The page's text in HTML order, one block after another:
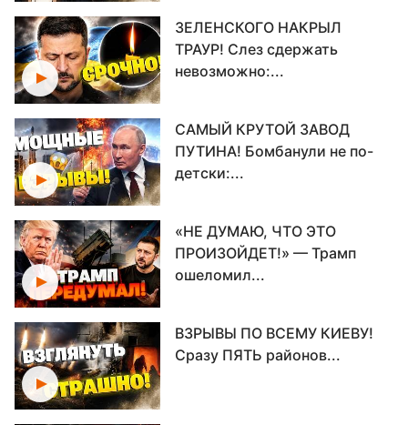
ЗЕЛЕНСКОГО НАКРЫЛ
ТРАУР! Слез сдержать
невозможно:...
САМЫЙ КРУТОЙ ЗАВОД
ПУТИНА! Бомбанули не по-
детски:...
«НЕ ДУМАЮ, ЧТО ЭТО
ПРОИЗОЙДЕТ!» — Трамп
ошеломил...
ВЗРЫВЫ ПО ВСЕМУ КИЕВУ!
Сразу ПЯТЬ районов...